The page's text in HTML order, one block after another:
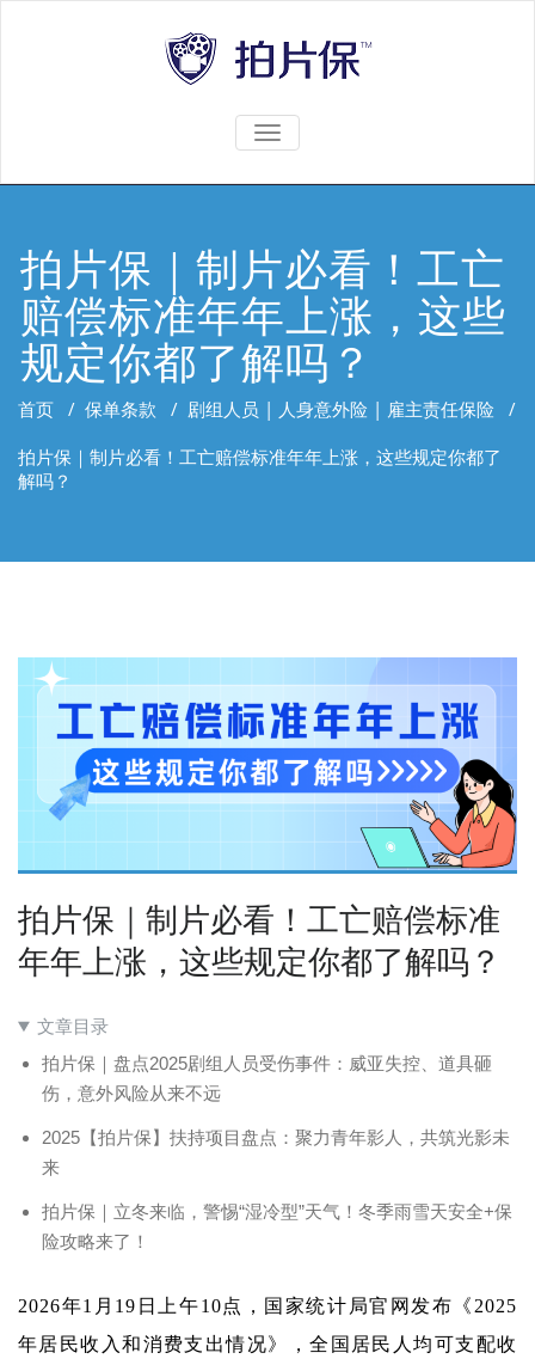
TOGGLE
拍片保｜制片必看！工亡
赔偿标准年年上涨，这些
规定你都了解吗？
首页 / 保单条款 / 剧组人员 | 人身意外险 | 雇主责任保险 /
拍片保｜制片必看！工亡赔偿标准年年上涨，这些规定你都了
解吗？
拍片保｜制片必看！工亡赔偿标准
年年上涨，这些规定你都了解吗？
文章目录
拍片保｜盘点2025剧组人员受伤事件：威亚失控、道具砸
伤，意外风险从来不远
2025【拍片保】扶持项目盘点：聚力青年影人，共筑光影未
来
拍片保｜立冬来临，警惕“湿冷型”天气！冬季雨雪天安全+保
险攻略来了！
2026年1月19日上午10点，国家统计局官网发布《2025
年居民收入和消费支出情况》，全国居民人均可支配收